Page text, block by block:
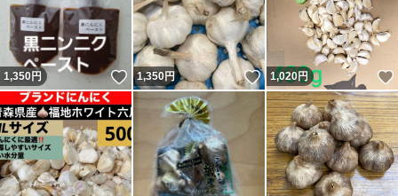
1,350円 いいね！
1,350円 いいね！
1,020円